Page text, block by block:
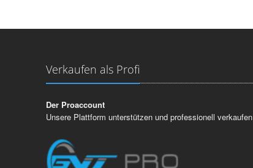
Verkaufen als Profi
Der Proaccount
Unsere Plattform unterstützen und professionell verkaufen